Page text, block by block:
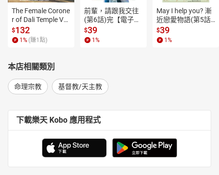
The Female Corone
r of Dali Temple Vo
l.6【有聲書】
$132
1 % (賺1 點)
前輩，請跟我交往
(第6話)完【電子
書】
$39
1 %
May I help you? 漸
近戀愛物語(第5話)
【電子書】
$39
1 %
本店相關類別
命理宗教 基督教/天主教
下載樂天 Kobo 應用程式